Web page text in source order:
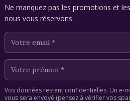
Ne manquez pas les promotions et
nous vous réservons.
Vos données restent confidentielles. Un e-
vous sera envoyé (pensez à vérifier vos